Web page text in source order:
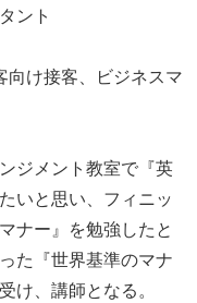
ント
向け接客、ビジネスマ
ジメント教室で『英
いと思い、フィニッ
ナー』を勉強したと
た『世界基準のマナ
け、講師となる。